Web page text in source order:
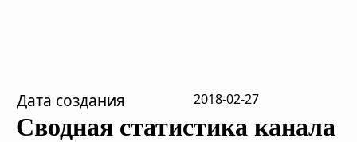
Дата создания 2018-02-27
Сводная статистика канала